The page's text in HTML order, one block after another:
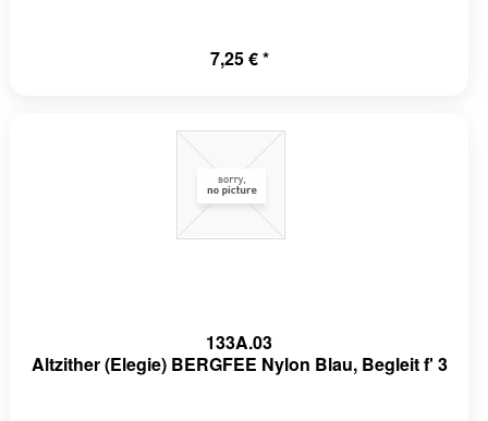
7,25 € *
133A.03
Altzither (Elegie) BERGFEE Nylon Blau, Begleit f' 3